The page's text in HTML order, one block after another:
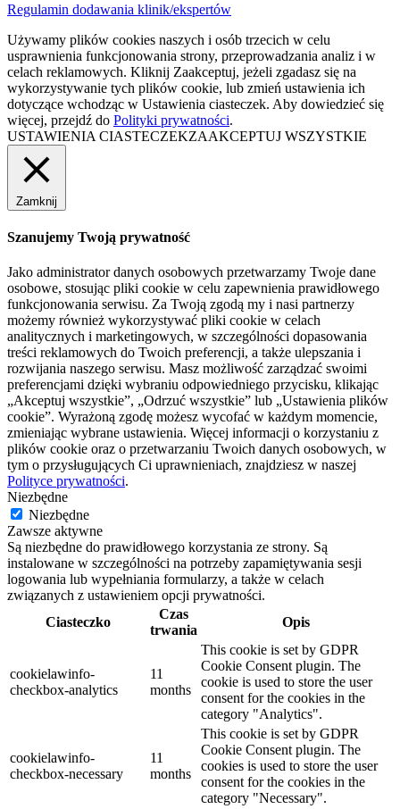
Regulamin dodawania klinik/ekspertów
Używamy plików cookies naszych i osób trzecich w celu
usprawnienia funkcjonowania strony, przeprowadzania analiz i w
celach reklamowych. Kliknij Zaakceptuj, jeżeli zgadasz się na
wykorzystywanie tych plików cookie, lub zmień ustawienia ich
dotyczące wchodząc w Ustawienia ciasteczek. Aby dowiedzieć się
więcej, przejdź do Polityki prywatności.
USTAWIENIA CIASTECZEKZAAKCEPTUJ WSZYSTKIE
Zamknij
Szanujemy Twoją prywatność
Jako administrator danych osobowych przetwarzamy Twoje dane
osobowe, stosując pliki cookie w celu zapewnienia prawidłowego
funkcjonowania serwisu. Za Twoją zgodą my i nasi partnerzy
możemy również wykorzystywać pliki cookie w celach
analitycznych i marketingowych, w szczególności dopasowania
treści reklamowych do Twoich preferencji, a także ulepszania i
rozwijania naszego serwisu. Masz możliwość zarządzać swoimi
preferencjami dzięki wybraniu odpowiedniego przycisku, klikając
„Akceptuj wszystkie”, „Odrzuć wszystkie” lub „Ustawienia plików
cookie”. Wyrażoną zgodę możesz wycofać w każdym momencie,
zmieniając wybrane ustawienia. Więcej informacji o korzystaniu z
plików cookie oraz o przetwarzaniu Twoich danych osobowych, w
tym o przysługujących Ci uprawnieniach, znajdziesz w naszej
Polityce prywatności.
Niezbędne
Niezbędne
Zawsze aktywne
Są niezbędne do prawidłowego korzystania ze strony. Są
instalowane w szczególności na potrzeby zapamiętywania sesji
logowania lub wypełniania formularzy, a także w celach
związanych z ustawieniem opcji prywatności.
Ciasteczko
Czas
trwania
Opis
cookielawinfo-
checkbox-analytics
11
months
This cookie is set by GDPR
Cookie Consent plugin. The
cookie is used to store the user
consent for the cookies in the
category "Analytics".
cookielawinfo-
checkbox-necessary
11
months
This cookie is set by GDPR
Cookie Consent plugin. The
cookies is used to store the user
consent for the cookies in the
category "Necessary".